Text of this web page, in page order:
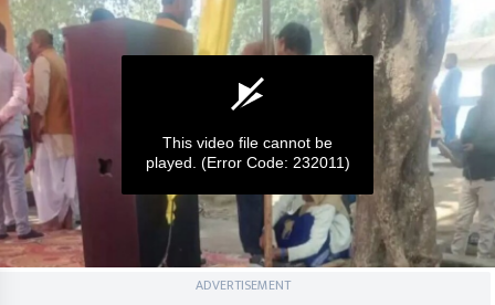
This video file cannot be
played. (Error Code: 232011)
ADVERTISEMENT